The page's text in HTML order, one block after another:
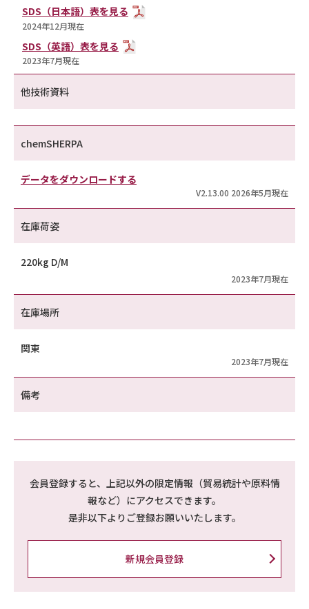
SDS（日本語）表を見る
2024年12月現在
SDS（英語）表を見る
2023年7月現在
他技術資料
chemSHERPA
データをダウンロードする
V2.13.00 2026年5月現在
在庫荷姿
220kg D/M
2023年7月現在
在庫場所
関東
2023年7月現在
備考
会員登録すると、上記以外の限定情報（貿易統計や原料情
報など）にアクセスできます。
是非以下よりご登録お願いいたします。
新規会員登録